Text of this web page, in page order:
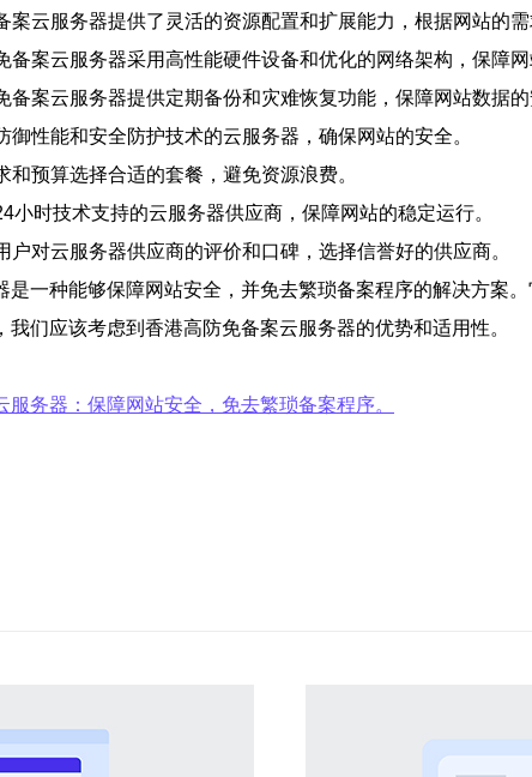
案云服务器提供了灵活的资源配置和扩展能力，根据网站的
备案云服务器采用高性能硬件设备和优化的网络架构，保障网
备案云服务器提供定期备份和灾难恢复功能，保障网站数据的
御性能和安全防护技术的云服务器，确保网站的安全。
和预算选择合适的套餐，避免资源浪费。
小时技术支持的云服务器供应商，保障网站的稳定运行。
户对云服务器供应商的评价和口碑，选择信誉好的供应商。
是一种能够保障网站安全，并免去繁琐备案程序的解决方案
们应该考虑到香港高防免备案云服务器的优势和适用性。
服务器：保障网站安全，免去繁琐备案程序。